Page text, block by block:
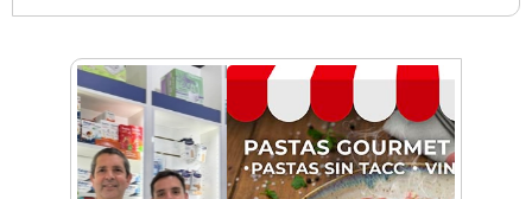
Vacaciones de Invierno: ciencia, experimentos
y shows de las Guerreras K-Pop en Castelar
La histórica FM En Tránsito cumple 39 años y